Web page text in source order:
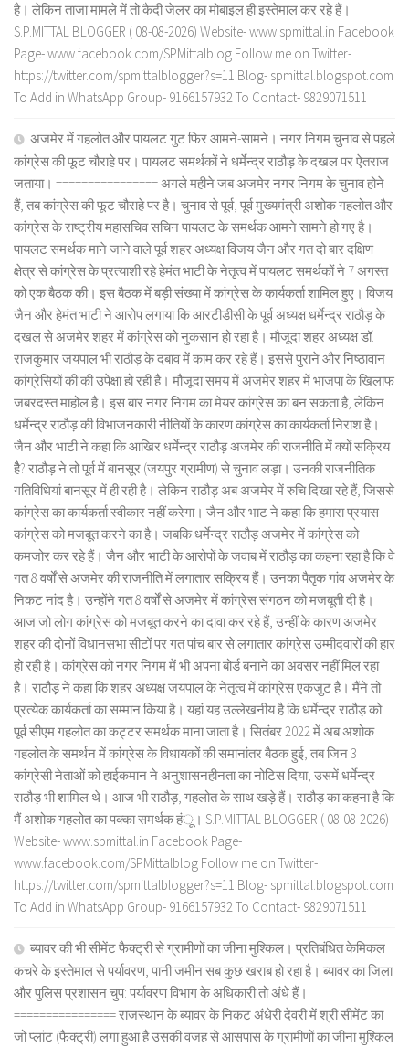
है। लेकिन ताजा मामले में तो कैदी जेलर का मोबाइल ही इस्तेमाल कर रहे हैं।
S.P.MITTAL BLOGGER ( 08-08-2026) Website- www.spmittal.in Facebook
Page- www.facebook.com/SPMittalblog Follow me on Twitter-
https://twitter.com/spmittalblogger?s=11 Blog- spmittal.blogspot.com
To Add in WhatsApp Group- 9166157932 To Contact- 9829071511
अजमेर में गहलोत और पायलट गुट फिर आमने-सामने। नगर निगम चुनाव से पहले
कांग्रेस की फूट चौराहे पर। पायलट समर्थकों ने धर्मेन्द्र राठौड़ के दखल पर ऐतराज
जताया। ================ अगले महीने जब अजमेर नगर निगम के चुनाव होने
हैं, तब कांग्रेस की फूट चौराहे पर है। चुनाव से पूर्व, पूर्व मुख्यमंत्री अशोक गहलोत और
कांग्रेस के राष्ट्रीय महासचिव सचिन पायलट के समर्थक आमने सामने हो गए है।
पायलट समर्थक माने जाने वाले पूर्व शहर अध्यक्ष विजय जैन और गत दो बार दक्षिण
क्षेत्र से कांग्रेस के प्रत्याशी रहे हेमंत भाटी के नेतृत्व में पायलट समर्थकों ने 7 अगस्त
को एक बैठक की। इस बैठक में बड़ी संख्या में कांग्रेस के कार्यकर्ता शामिल हुए। विजय
जैन और हेमंत भाटी ने आरोप लगाया कि आरटीडीसी के पूर्व अध्यक्ष धर्मेन्द्र राठौड़ के
दखल से अजमेर शहर में कांग्रेस को नुकसान हो रहा है। मौजूदा शहर अध्यक्ष डॉ.
राजकुमार जयपाल भी राठौड़ के दबाव में काम कर रहे हैं। इससे पुराने और निष्ठावान
कांग्रेसियों की की उपेक्षा हो रही है। मौजूदा समय में अजमेर शहर में भाजपा के खिलाफ
जबरदस्त माहोल है। इस बार नगर निगम का मेयर कांग्रेस का बन सकता है, लेकिन
धर्मेन्द्र राठौड़ की विभाजनकारी नीतियों के कारण कांग्रेस का कार्यकर्ता निराश है।
जैन और भाटी ने कहा कि आखिर धर्मेन्द्र राठौड़ अजमेर की राजनीति में क्यों सक्रिय
हैै? राठौड़ ने तो पूर्व में बानसूर (जयपुर ग्रामीण) से चुनाव लड़ा। उनकी राजनीतिक
गतिविधियां बानसूर में ही रही है। लेकिन राठौड़ अब अजमेर में रुचि दिखा रहे हैं, जिससे
कांग्रेस का कार्यकर्ता स्वीकार नहीं करेगा। जैन और भाट ने कहा कि हमारा प्रयास
कांग्रेस को मजबूत करने का है। जबकि धर्मेन्द्र राठौड़ अजमेर में कांग्रेस को
कमजोर कर रहे हैं। जैन और भाटी के आरोपों के जवाब में राठौड़ का कहना रहा है कि वे
गत 8 वर्षों से अजमेर की राजनीति में लगातार सक्रिय हैं। उनका पैतृक गांव अजमेर के
निकट नांद है। उन्होंने गत 8 वर्षों से अजमेर में कांग्रेस संगठन को मजबूती दी है।
आज जो लोग कांग्रेस को मजबूत करने का दावा कर रहे हैं, उन्हीं के कारण अजमेर
शहर की दोनों विधानसभा सीटों पर गत पांच बार से लगातार कांग्रेस उम्मीदवारों की हार
हो रही है। कांग्रेस को नगर निगम में भी अपना बोर्ड बनाने का अवसर नहीं मिल रहा
है। राठौड़ ने कहा कि शहर अध्यक्ष जयपाल के नेतृत्व में कांग्रेस एकजुट है। मैंने तो
प्रत्येक कार्यकर्ता का सम्मान किया है। यहां यह उल्लेखनीय है कि धर्मेन्द्र राठौड़ को
पूर्व सीएम गहलोत का कट्टर समर्थक माना जाता है। सितंबर 2022 में अब अशोक
गहलोत के समर्थन में कांग्रेस के विधायकों की समानांतर बैठक हुई, तब जिन 3
कांग्रेसी नेताओं को हाईकमान ने अनुशासनहीनता का नोटिस दिया, उसमें धर्मेन्द्र
राठौड़ भी शामिल थे। आज भी राठौड़, गहलोत के साथ खड़े हैं। राठौड़ का कहना है कि
मैं अशोक गहलोत का पक्का समर्थक हंू। S.P.MITTAL BLOGGER ( 08-08-2026)
Website- www.spmittal.in Facebook Page-
www.facebook.com/SPMittalblog Follow me on Twitter-
https://twitter.com/spmittalblogger?s=11 Blog- spmittal.blogspot.com
To Add in WhatsApp Group- 9166157932 To Contact- 9829071511
ब्यावर की भी सीमेंट फैक्ट्री से ग्रामीणों का जीना मुश्किल। प्रतिबंधित केमिकल
कचरे के इस्तेमाल से पर्यावरण, पानी जमीन सब कुछ खराब हो रहा है। ब्यावर का जिला
और पुलिस प्रशासन चुप: पर्यावरण विभाग के अधिकारी तो अंधे हैं।
================ राजस्थान के ब्यावर के निकट अंधेरी देवरी में श्री सीमेंट का
जो प्लांट (फैक्ट्री) लगा हुआ है उसकी वजह से आसपास के ग्रामीणों का जीना मुश्किल